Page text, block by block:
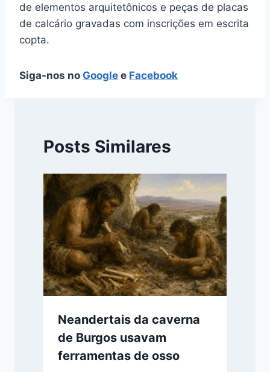
de elementos arquitetônicos e peças de placas
de calcário gravadas com inscrições em escrita
copta.
Siga-nos no Google e Facebook
Posts Similares
Neandertais da caverna
de Burgos usavam
ferramentas de osso